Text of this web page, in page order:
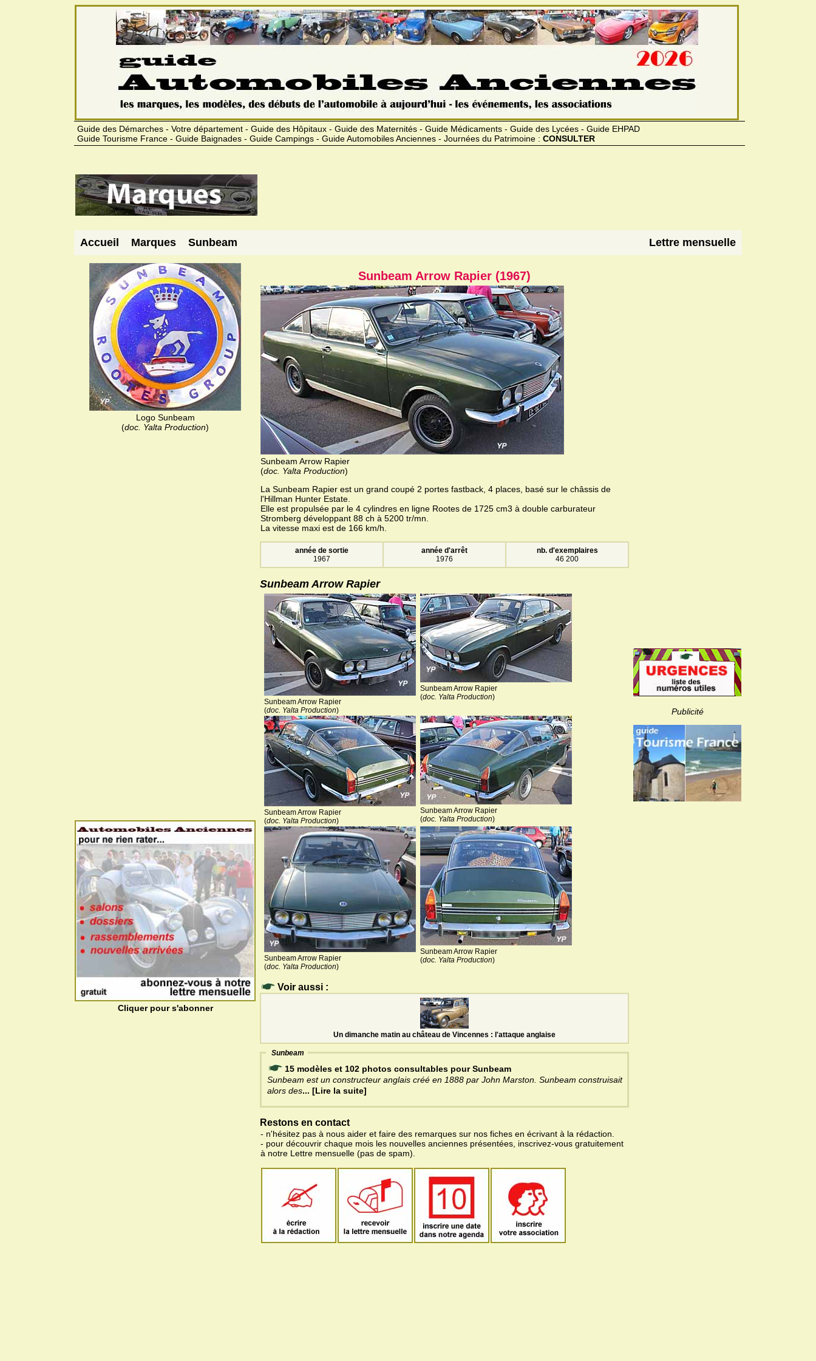
Guide des Démarches - Votre département - Guide des Hôpitaux - Guide des Maternités - Guide Médicaments - Guide des Lycées - Guide EHPAD
Guide Tourisme France - Guide Baignades - Guide Campings - Guide Automobiles Anciennes - Journées du Patrimoine : CONSULTER
Accueil Marques Sunbeam Lettre mensuelle
Logo Sunbeam
(doc. Yalta Production)
Cliquer pour s'abonner
Publicité
Sunbeam Arrow Rapier (1967)
Sunbeam Arrow Rapier
(doc. Yalta Production)
La Sunbeam Rapier est un grand coupé 2 portes fastback, 4 places, basé sur le châssis de
l'Hillman Hunter Estate.
Elle est propulsée par le 4 cylindres en ligne Rootes de 1725 cm3 à double carburateur
Stromberg développant 88 ch à 5200 tr/mn.
La vitesse maxi est de 166 km/h.
année de sortie
1967
année d'arrêt
1976
nb. d'exemplaires
46 200
Sunbeam Arrow Rapier
Sunbeam Arrow Rapier
(doc. Yalta Production)
Sunbeam Arrow Rapier
(doc. Yalta Production)
Sunbeam Arrow Rapier
(doc. Yalta Production)
Sunbeam Arrow Rapier
(doc. Yalta Production)
Sunbeam Arrow Rapier
(doc. Yalta Production)
Sunbeam Arrow Rapier
(doc. Yalta Production)
Voir aussi :
Un dimanche matin au château de Vincennes : l'attaque anglaise
Sunbeam
15 modèles et 102 photos consultables pour Sunbeam
Sunbeam est un constructeur anglais créé en 1888 par John Marston. Sunbeam construisait
alors des... [Lire la suite]
Restons en contact
- n'hésitez pas à nous aider et faire des remarques sur nos fiches en écrivant à la rédaction.
- pour découvrir chaque mois les nouvelles anciennes présentées, inscrivez-vous gratuitement
à notre Lettre mensuelle (pas de spam).